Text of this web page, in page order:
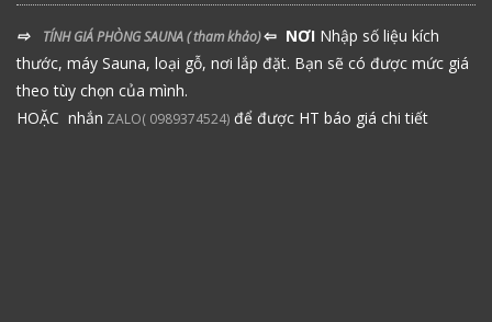
⇨ TÍNH GIÁ PHÒNG SAUNA( tham khảo)⇦ NƠI Nhập số liệu kích
thước, máy Sauna, loại gỗ, nơi lắp đặt. Bạn sẽ có được mức giá
theo tùy chọn của mình.
HOẶC nhắn ZALO( 0989374524) để được HT báo giá chi tiết